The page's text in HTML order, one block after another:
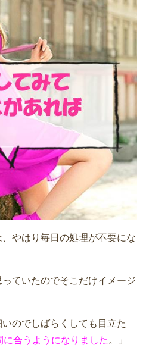
、やはり毎日の処理が不要にな
ていたのでそこだけイメージ
のでしばらくしても目立た
合うようになりました 。」